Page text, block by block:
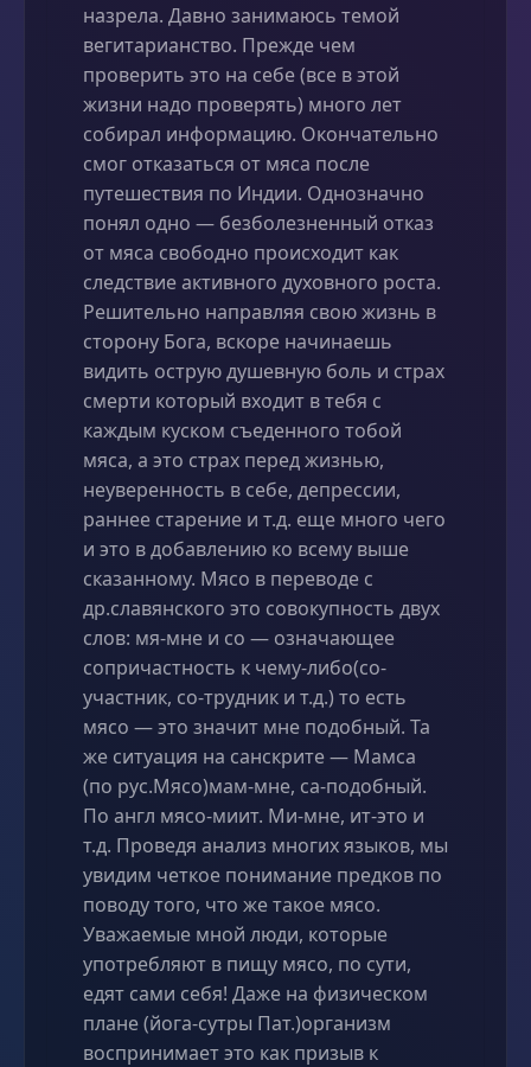
назрела. Давно занимаюсь темой
вегитарианство. Прежде чем
проверить это на себе (все в этой
жизни надо проверять) много лет
собирал информацию. Окончательно
смог отказаться от мяса после
путешествия по Индии. Однозначно
понял одно — безболезненный отказ
от мяса свободно происходит как
следствие активного духовного роста.
Решительно направляя свою жизнь в
сторону Бога, вскоре начинаешь
видить острую душевную боль и страх
смерти который входит в тебя с
каждым куском съеденного тобой
мяса, а это страх перед жизнью,
неуверенность в себе, депрессии,
раннее старение и т.д. еще много чего
и это в добавлению ко всему выше
сказанному. Мясо в переводе с
др.славянского это совокупность двух
слов: мя-мне и со — означающее
сопричастность к чему-либо(со-
участник, со-трудник и т.д.) то есть
мясо — это значит мне подобный. Та
же ситуация на санскрите — Мамса
(по рус.Мясо)мам-мне, са-подобный.
По англ мясо-миит. Ми-мне, ит-это и
т.д. Проведя анализ многих языков, мы
увидим четкое понимание предков по
поводу того, что же такое мясо.
Уважаемые мной люди, которые
употребляют в пищу мясо, по сути,
едят сами себя! Даже на физическом
плане (йога-сутры Пат.)организм
воспринимает это как призыв к